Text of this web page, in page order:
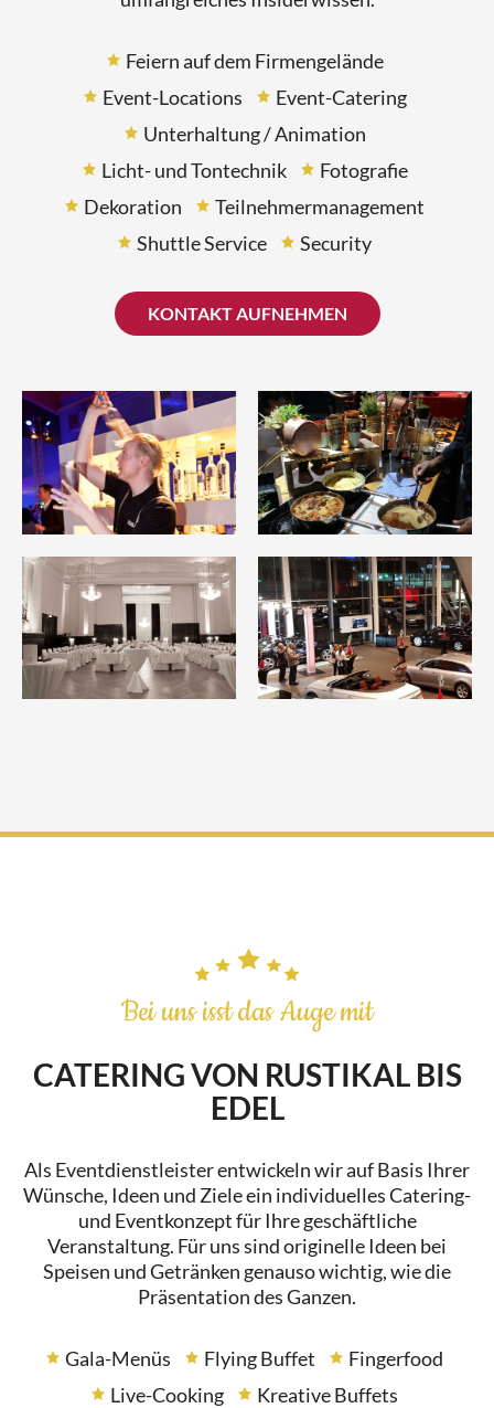
Feiern auf dem Firmengelände
Event-Locations
Event-Catering
Unterhaltung / Animation
Licht- und Tontechnik
Fotografie
Dekoration
Teilnehmermanagement
Shuttle Service
Security
KONTAKT AUFNEHMEN
Bei uns isst das Auge mit
CATERING VON RUSTIKAL BIS
EDEL
Als Eventdienstleister entwickeln wir auf Basis Ihrer
Wünsche, Ideen und Ziele ein individuelles Catering-
und Eventkonzept für Ihre geschäftliche
Veranstaltung. Für uns sind originelle Ideen bei
Speisen und Getränken genauso wichtig, wie die
Präsentation des Ganzen.
Gala-Menüs Flying Buffet
Fingerfood
Live-Cooking
Kreative Buffets